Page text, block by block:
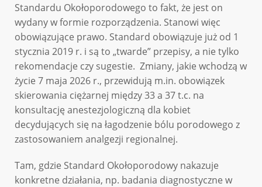
Standardu Okołoporodowego to fakt, że jest on
wydany w formie rozporządzenia. Stanowi więc
obowiązujące prawo. Standard obowiązuje już od 1
stycznia 2019 r. i są to „twarde” przepisy, a nie tylko
rekomendacje czy sugestie. Zmiany, jakie wchodzą w
życie 7 maja 2026 r., przewidują m.in. obowiązek
skierowania ciężarnej między 33 a 37 t.c. na
konsultację anestezjologiczną dla kobiet
decydujących się na łagodzenie bólu porodowego z
zastosowaniem analgezji regionalnej.
Tam, gdzie Standard Okołoporodowy nakazuje
konkretne działania, np. badania diagnostyczne w